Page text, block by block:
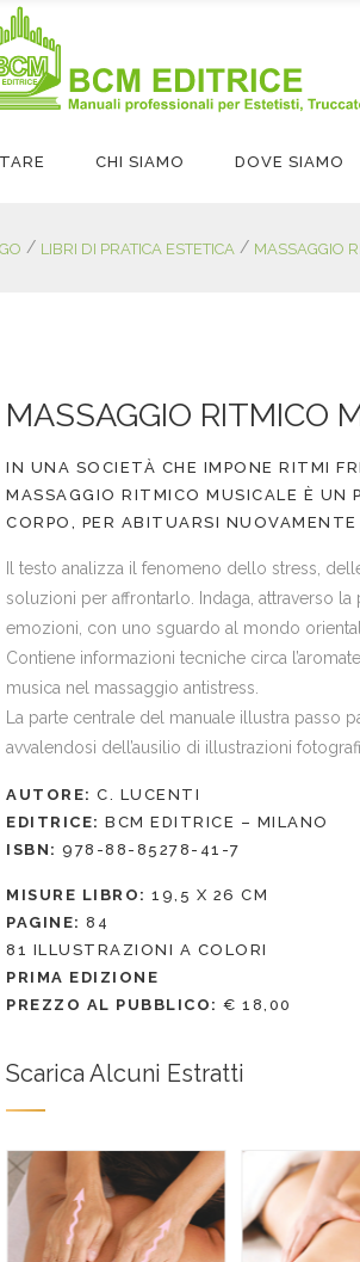
CHI SIAMO DOVE SIAMO
/ LIBRI DI PRATICA ESTETICA / MASSAGGIO
MASSAGGIO RITMICO
IN UNA SOCIETÀ CHE IMPONE RITMI
MASSAGGIO RITMICO MUSICALE È UN
CORPO, PER ABITUARSI
Il testo analizza il fenomeno dello stress,
soluzioni per affrontarlo. Indaga, attraverso
emozioni, con uno sguardo al mondo
Contiene informazioni tecniche circa
musica nel massaggio antistress.
La parte centrale del manuale illustra
avvalendosi dell’ausilio di illustrazioni
AUTORE: C. LUCENTI
EDITRICE: BCM EDITRICE – MILANO
ISBN: 978-88-85278-41-7
MISURE LIBRO: 19,5 X 26 CM
PAGINE: 84
81 ILLUSTRAZIONI A COLORI
PRIMA EDIZIONE
PREZZO AL PUBBLICO: € 18,00
Scarica Alcuni Estratti